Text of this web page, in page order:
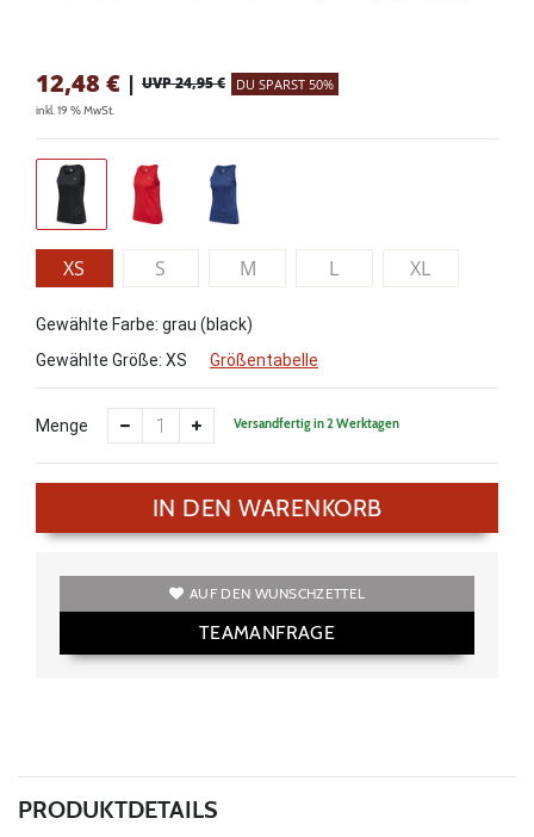
12,48 € | UVP 24,95 € DU SPARST 50%
inkl. 19 % MwSt.
XS S M L XL
Gewählte Farbe: grau (black)
Gewählte Größe: XS Größentabelle
Menge Versandfertig in 2 Werktagen
IN DEN WARENKORB
AUF DEN WUNSCHZETTEL
TEAMANFRAGE
PRODUKTDETAILS